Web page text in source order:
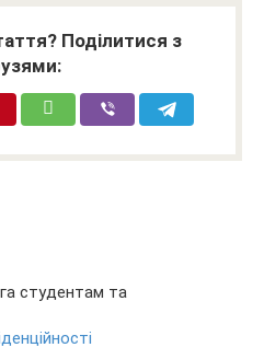
Поділитися з
студентам та